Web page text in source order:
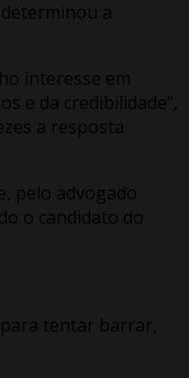
a
interesse em
e da credibilidade”,
a resposta
pelo advogado
o candidato do
tentar barrar,